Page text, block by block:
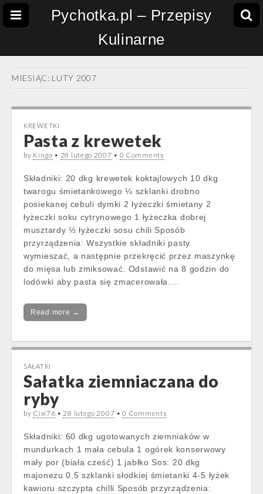
Pychotka.pl – Przepisy
Kulinarne
MIESIĄC: LUTY 2007
KREWETKI
Pasta z krewetek
by Kinga • 28 lutego 2007 • 0 Comments
Składniki: 20 dkg krewetek koktajlowych 10 dkg
twarogu śmietankowego ¼ szklanki drobno
posiekanej cebuli dymki 2 łyżeczki śmietany 2
łyżeczki soku cytrynowego 1 łyżeczka dobrej
musztardy ½ łyżeczki sosu chili Sposób
przyrządzenia: Wszystkie składniki pasty
wymieszać, a następnie przekręcić przez maszynkę
do mięsa lub zmiksować. Odstawić na 8 godzin do
lodówki aby pasta się zmacerowała.…
Read more →
SAŁATKI
Sałatka ziemniaczana do
ryby
by Cixi76 •28 lutego 2007 •0 Comments
Składniki: 60 dkg ugotowanych ziemniaków w
mundurkach 1 mała cebula 1 ogórek konserwowy
mały por (biała cześć) 1 jabłko Sos: 20 dkg
majonezu 0,5 szklanki słodkiej śmietanki 4-5 łyżek
kawioru szczypta chilli Sposób przyrządzenia: